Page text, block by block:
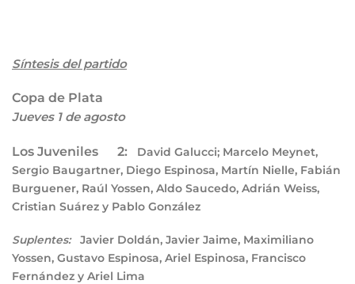
Síntesis del partido
Copa de Plata
Jueves 1 de agosto
Los Juveniles 2: David Galucci; Marcelo Meynet,
Sergio Baugartner, Diego Espinosa, Martín Nielle, Fabián
Burguener, Raúl Yossen, Aldo Saucedo, Adrián Weiss,
Cristian Suárez y Pablo González
Suplentes:Javier Doldán, Javier Jaime, Maximiliano
Yossen, Gustavo Espinosa, Ariel Espinosa, Francisco
Fernández y Ariel Lima